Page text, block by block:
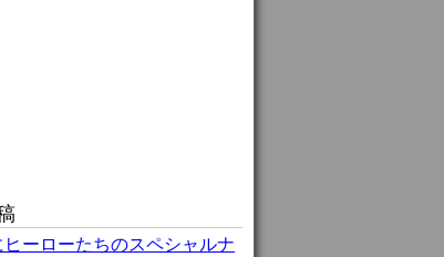
ーローたちのスペシャルナ